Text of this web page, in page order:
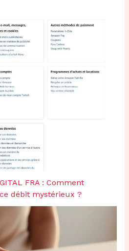
FRA : Comment
débit mystérieux ?